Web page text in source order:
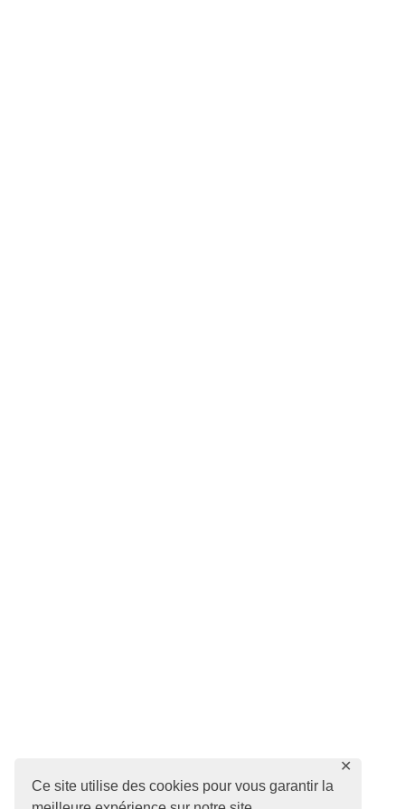
Ce site utilise des cookies pour vous garantir la
✕